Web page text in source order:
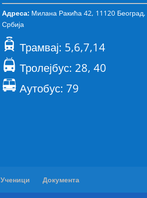
Адреса:Милана Ракића 42, 11120 Београд,
Србија
Трамвај: 5,6,7,14
Тролејбус: 28, 40
Аутобус: 79
Ученици Документа